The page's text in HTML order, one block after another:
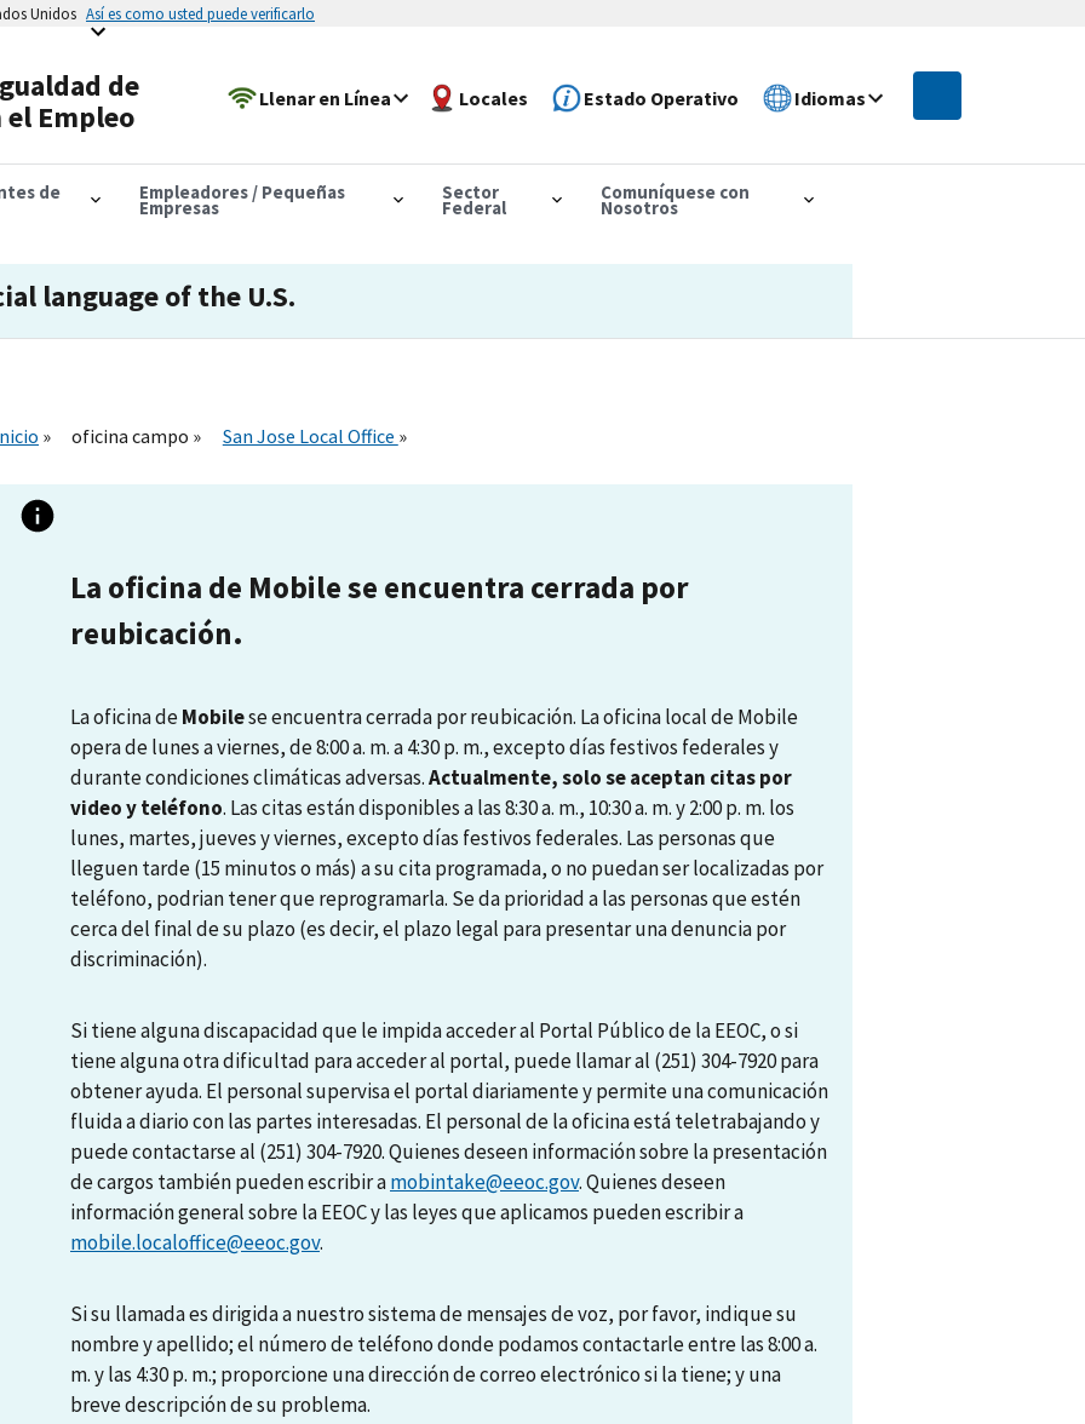
Unidos Así es como usted puede verificarlo
de
Empleo
Llenar en Línea Locales Estado Operativo Idiomas
de Empleadores / Pequeñas
Empresas
Sector
Federal
Comuníquese con
Nosotros
language of the U.S.
oficina campo San Jose Local Office
La oficina de Mobile se encuentra cerrada por
reubicación.
La oficina deMobilese encuentra cerrada por reubicación. La oficina local de Mobile
opera de lunes a viernes, de 8:00 a. m. a 4:30 p. m., excepto días festivos federales y
durante condiciones climáticas adversas.Actualmente, solo se aceptan citas por
video y teléfono. Las citas están disponibles a las 8:30 a. m., 10:30 a. m. y 2:00 p. m. los
lunes, martes, jueves y viernes, excepto días festivos federales. Las personas que
lleguen tarde (15 minutos o más) a su cita programada, o no puedan ser localizadas por
teléfono, podrian tener que reprogramarla. Se da prioridad a las personas que estén
cerca del final de su plazo (es decir, el plazo legal para presentar una denuncia por
discriminación).
Si tiene alguna discapacidad que le impida acceder al Portal Público de la EEOC, o si
tiene alguna otra dificultad para acceder al portal, puede llamar al (251) 304-7920 para
obtener ayuda. El personal supervisa el portal diariamente y permite una comunicación
fluida a diario con las partes interesadas. El personal de la oficina está teletrabajando y
puede contactarse al (251) 304-7920. Quienes deseen información sobre la presentación
de cargos también pueden escribir amobintake@eeoc.gov. Quienes deseen
información general sobre la EEOC y las leyes que aplicamos pueden escribir a
mobile.localoffice@eeoc.gov.
Si su llamada es dirigida a nuestro sistema de mensajes de voz, por favor, indique su
nombre y apellido; el número de teléfono donde podamos contactarle entre las 8:00 a.
m. y las 4:30 p. m.; proporcione una dirección de correo electrónico si la tiene; y una
breve descripción de su problema.